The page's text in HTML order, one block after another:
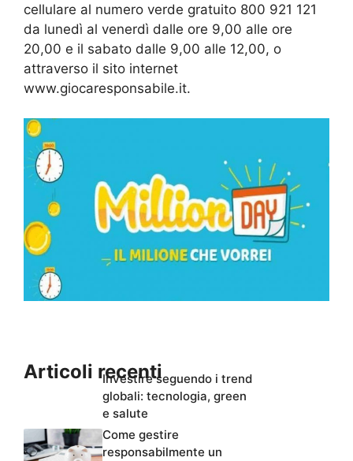
cellulare al numero verde gratuito 800 921 121
da lunedì al venerdì dalle ore 9,00 alle ore
20,00 e il sabato dalle 9,00 alle 12,00, o
attraverso il sito internet
www.giocaresponsabile.it.
Articoli recentiInvestire seguendo i trend
globali: tecnologia, green
e salute
Come gestire
responsabilmente un